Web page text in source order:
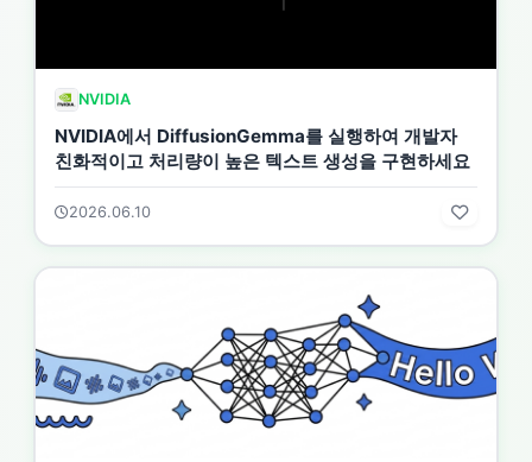
NVIDIA
NVIDIA에서 DiffusionGemma를 실행하여 개발자
친화적이고 처리량이 높은 텍스트 생성을 구현하세요
2026.06.10